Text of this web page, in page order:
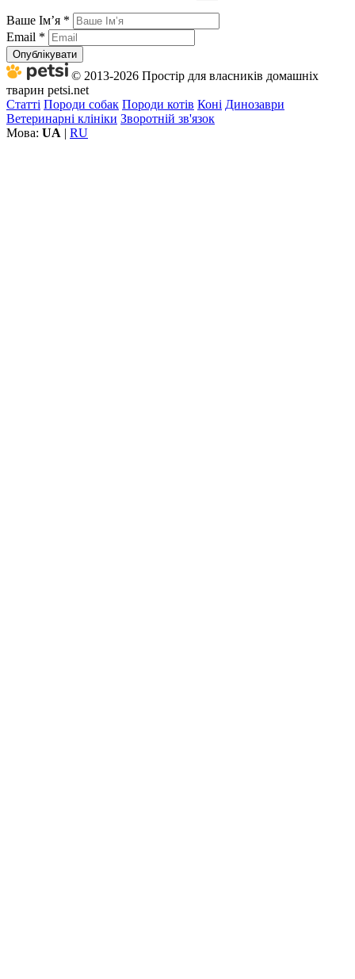
Ваше Імʼя *
Email *
Опублікувати
© 2013-2026 Простір для власників домашніх
тварин petsi.net
Статті Породи собак Породи котів Коні Динозаври
Ветеринарні клініки Зворотній зв'язок
Мова: UA | RU